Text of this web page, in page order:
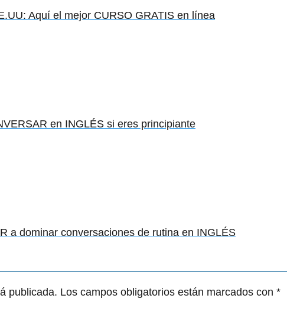
Aquí el mejor CURSO GRATIS en línea
en INGLÉS si eres principiante
a dominar conversaciones de rutina en INGLÉS
publicada. Los campos obligatorios están marcados con *